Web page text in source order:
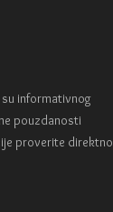
informativnog
pouzdanosti
proverite direktno